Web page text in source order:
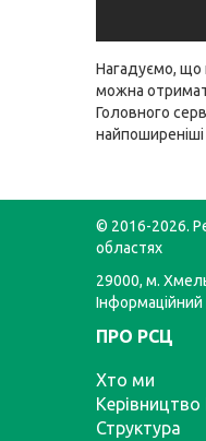
Нагадуємо, що
можна
Головного
© 2016-2026.
областях
29000, м.
ПРО РСЦ
Хто ми
Структура